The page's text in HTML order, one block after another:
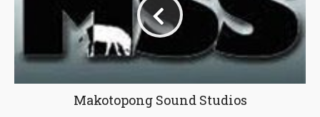
Makotopong Sound Studios